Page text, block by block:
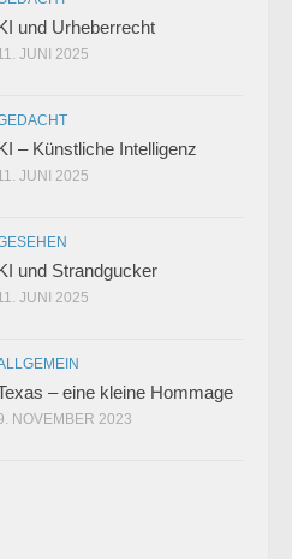
und Urheberrecht
JUNI 2025
– Künstliche Intelligenz
JUNI 2025
und Strandgucker
JUNI 2025
– eine kleine Hommage
NOVEMBER 2023